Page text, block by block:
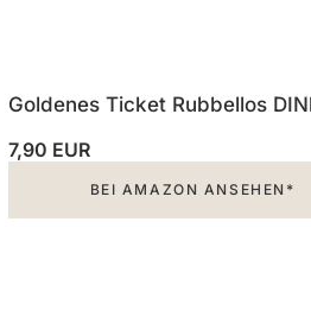
Goldenes Ticket Rubbellos
7,90 EUR
BEI AMAZON ANSEHEN*